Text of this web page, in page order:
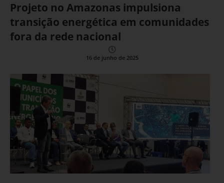
Projeto no Amazonas impulsiona
transição energética em comunidades
fora da rede nacional
16 de junho de 2025